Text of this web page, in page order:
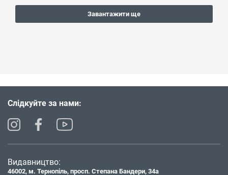
Завантажити ще
Слідкуйте за нами:
Видавництво:
46002, м. Тернопіль, просп. Степана Бандери, 34а